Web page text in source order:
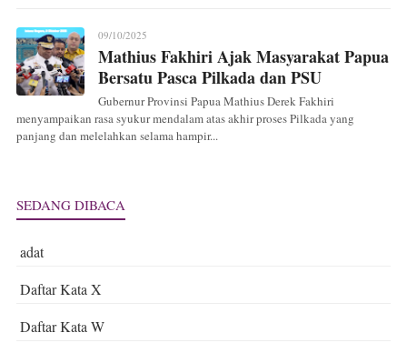
09/10/2025
Mathius Fakhiri Ajak Masyarakat Papua
Bersatu Pasca Pilkada dan PSU
Gubernur Provinsi Papua Mathius Derek Fakhiri
menyampaikan rasa syukur mendalam atas akhir proses Pilkada yang
panjang dan melelahkan selama hampir...
SEDANG DIBACA
adat
Daftar Kata X
Daftar Kata W